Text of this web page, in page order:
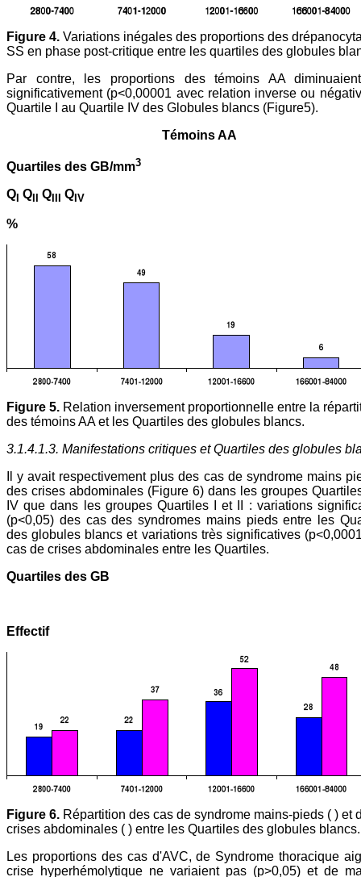
Figure 4. Variations inégales des proportions des
SS en phase post-critique entre les quartiles des globules
Par contre, les proportions des témoins AA
significativement (p<0,00001 avec relation inverse ou
Quartile I au Quartile IV des Globules blancs (Figure5).
Témoins AA
Quartiles des GB/mm3
Q Q Q Q IV
%
Figure 5. Relation inversement proportionnelle entre la
des témoins AA et les Quartiles des globules blancs.
3.1.4.1.3. Manifestations critiques et Quartiles des globules
Il y avait respectivement plus des cas de syndrome mains
des crises abdominales (Figure 6) dans les groupes
IV que dans les groupes Quartiles I et II : variations
(p<0,05) des cas des syndromes mains pieds entre les
des globules blancs et variations très significatives
cas de crises abdominales entre les Quartiles.
Quartiles des GB
Effectif
Figure 6. Répartition des cas de syndrome mains-pieds ( ) et
crises abdominales ( ) entre les Quartiles des globules blancs.
Les proportions des cas d'AVC, de Syndrome thoracique
crise hyperhémolytique ne variaient pas (p>0,05) et de